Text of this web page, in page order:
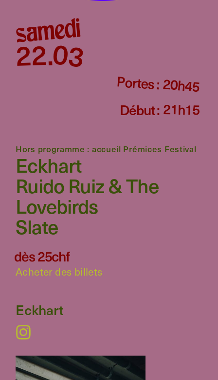
samedi
03
.
22
Portes :20h45
Début : 21h15
Hors programme : accueil Prémices Festival
Eckhart
Ruido Ruiz & The
Lovebirds
Slate
dès 25chf
Acheter des billets
Eckhart